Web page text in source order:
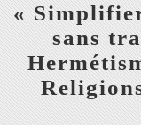
«
sans